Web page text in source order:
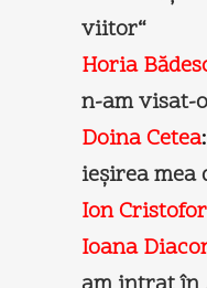
viitor“
Horia
n-am visat-
Doina Cetea:
ieşirea mea
Ion Cristofor
Ioana